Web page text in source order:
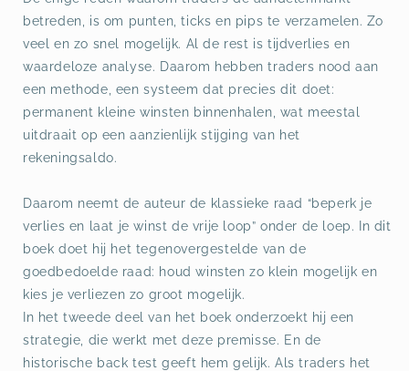
betreden, is om punten, ticks en pips te verzamelen. Zo
veel en zo snel mogelijk. Al de rest is tijdverlies en
waardeloze analyse. Daarom hebben traders nood aan
een methode, een systeem dat precies dit doet:
permanent kleine winsten binnenhalen, wat meestal
uitdraait op een aanzienlijk stijging van het
rekeningsaldo.
Daarom neemt de auteur de klassieke raad “beperk je
verlies en laat je winst de vrije loop” onder de loep. In dit
boek doet hij het tegenovergestelde van de
goedbedoelde raad: houd winsten zo klein mogelijk en
kies je verliezen zo groot mogelijk.
In het tweede deel van het boek onderzoekt hij een
strategie, die werkt met deze premisse. En de
historische back test geeft hem gelijk. Als traders het